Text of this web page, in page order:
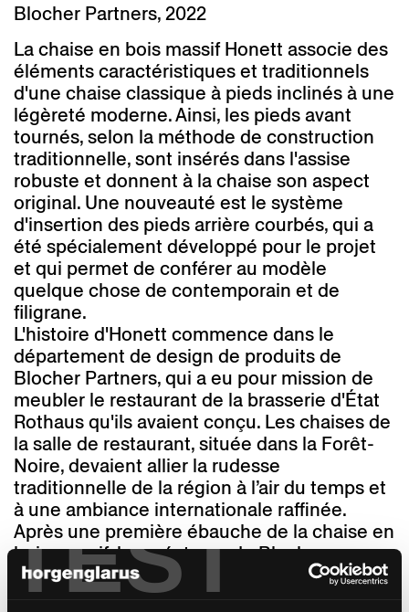
TEST
Blocher Partners, 2022
La chaise en bois massif Honett associe des
éléments caractéristiques et traditionnels
d'une chaise classique à pieds inclinés à une
légèreté moderne. Ainsi, les pieds avant
tournés, selon la méthode de construction
traditionnelle, sont insérés dans l'assise
robuste et donnent à la chaise son aspect
original. Une nouveauté est le système
d'insertion des pieds arrière courbés, qui a
été spécialement développé pour le projet
et qui permet de conférer au modèle
quelque chose de contemporain et de
filigrane.
L'histoire d'Honett commence dans le
département de design de produits de
Blocher Partners, qui a eu pour mission de
meubler le restaurant de la brasserie d'État
Rothaus qu'ils avaient conçu. Les chaises de
la salle de restaurant, située dans la Forêt-
Noire, devaient allier la rudesse
traditionnelle de la région à l’air du temps et
à une ambiance internationale raffinée.
Après une première ébauche de la chaise en
bois massif, les créateurs de Blocher
Partners ont consulté Horgenglarus.
Ensemble, ils ont affiné et mis au point les